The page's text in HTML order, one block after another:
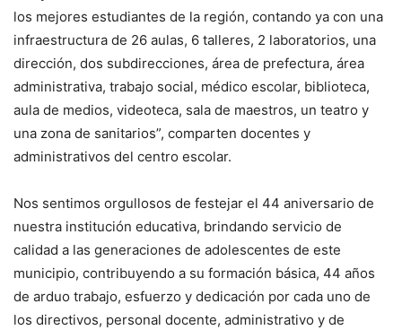
los mejores estudiantes de la región, contando ya con una
infraestructura de 26 aulas, 6 talleres, 2 laboratorios, una
dirección, dos subdirecciones, área de prefectura, área
administrativa, trabajo social, médico escolar, biblioteca,
aula de medios, videoteca, sala de maestros, un teatro y
una zona de sanitarios”, comparten docentes y
administrativos del centro escolar.
Nos sentimos orgullosos de festejar el 44 aniversario de
nuestra institución educativa, brindando servicio de
calidad a las generaciones de adolescentes de este
municipio, contribuyendo a su formación básica, 44 años
de arduo trabajo, esfuerzo y dedicación por cada uno de
los directivos, personal docente, administrativo y de